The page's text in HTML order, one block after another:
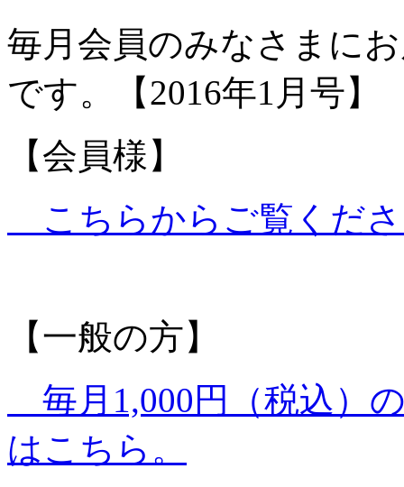
毎月会員のみなさまに
です。【2016年1月号】
【会員様】
こちらからご覧くだ
【一般の方】
毎月1,000円（税込）
はこちら。